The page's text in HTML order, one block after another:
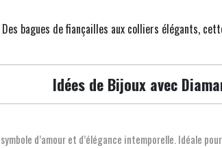
bagues de fiançailles aux colliers élégants,
Idées de Bijoux avec
d’amour et d’élégance intemporelle. Idéale